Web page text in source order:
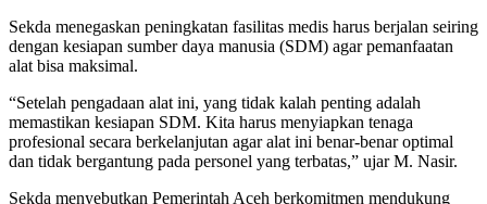
Sekda menegaskan peningkatan fasilitas medis harus berjalan seiring
dengan kesiapan sumber daya manusia (SDM) agar pemanfaatan
alat bisa maksimal.
“Setelah pengadaan alat ini, yang tidak kalah penting adalah
memastikan kesiapan SDM. Kita harus menyiapkan tenaga
profesional secara berkelanjutan agar alat ini benar-benar optimal
dan tidak bergantung pada personel yang terbatas,” ujar M. Nasir.
Sekda menyebutkan Pemerintah Aceh berkomitmen mendukung